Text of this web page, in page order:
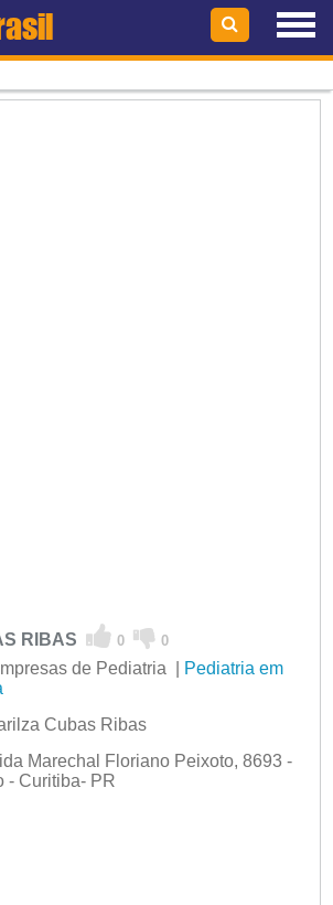
RIBAS 0 0
de Pediatria |
Pediatria em
Cubas Ribas
Marechal Floriano Peixoto, 8693 -
- Curitiba- PR